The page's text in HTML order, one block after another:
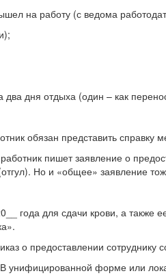
на работу (с ведома
дня отдыха (один – как
обязан представить справку
пишет заявление о
Но и «общее» заявление
года для сдачи крови, а
о предоставлении
унифицированной форме или